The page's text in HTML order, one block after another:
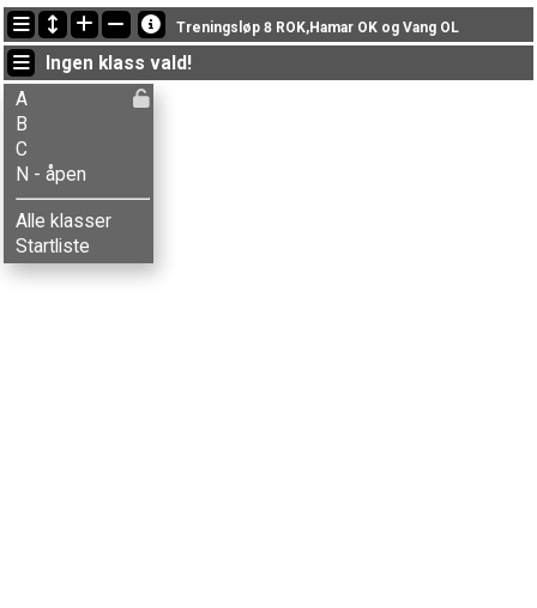
Senaste passeringarna
19:05:00: Sondre S. Høistad (N - åpen) gick imål med status finished
18:29:31: Mona Lome (A ) gick imål med tiden 48:34 (10)
18:21:53: Knut Helstad (A) gick imål med tiden 42:00 (6)
Treningsløp 8 ROK,Hamar OK og Vang OL
Ingen klass vald!
A
B
C
N - åpen
Alle klasser
Startliste